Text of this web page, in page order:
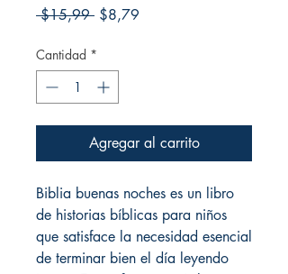
$15,99 Precio
$8,79
Cantidad *
Agregar al carrito
Biblia buenas noches es un libro
de historias bíblicas para niños
que satisface la necesidad esencial
de terminar bien el día leyendo